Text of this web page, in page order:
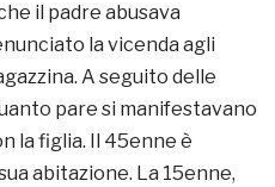
il padre abusava
la vicenda agli
A seguito delle
pare si manifestavano
la figlia. Il 45enne è
abitazione. La 15enne,